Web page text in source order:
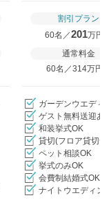
割引プラン
60名／201万円
通常料金
60名／314万円〜
ガーデンウエディ
ゲスト無料送迎あ
和装挙式OK
貸切(フロア貸切含
ペット相談OK
挙式のみOK
会費制結婚式OK
ナイトウエディン